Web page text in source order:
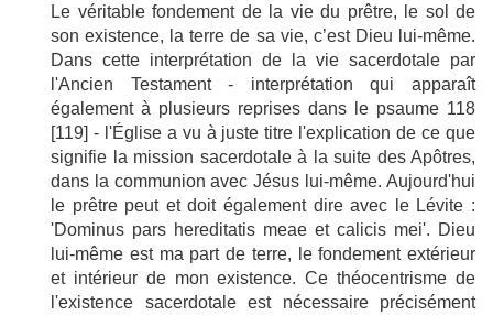
Le véritable fondement de la vie du prêtre, le sol de
son existence, la terre de sa vie, c’est Dieu lui-même.
Dans cette interprétation de la vie sacerdotale par
l'Ancien Testament - interprétation qui apparaît
également à plusieurs reprises dans le psaume 118
[119] - l'Église a vu à juste titre l'explication de ce que
signifie la mission sacerdotale à la suite des Apôtres,
dans la communion avec Jésus lui-même. Aujourd'hui
le prêtre peut et doit également dire avec le Lévite :
'Dominus pars hereditatis meae et calicis mei'. Dieu
lui-même est ma part de terre, le fondement extérieur
et intérieur de mon existence. Ce théocentrisme de
l'existence sacerdotale est nécessaire précisément